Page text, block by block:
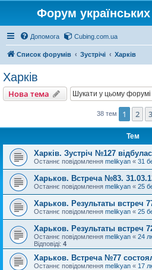
Форум
Допомога Cubing.com.ua
Список форумів Зустрічі Харків
Харків
Нова тема
38 тем 1 2 3
Тем
Харків. Зустріч №127
Останнє повідомлення melikyan « 31
Харьков. Встреча №83.
Останнє повідомлення melikyan « 25
Харьков. Результаты встреч
Останнє повідомлення melikyan « 25
Харьков. Результаты встреч
Останнє повідомлення melikyan « 24
Відповіді: 4
Харьков. Встреча №77
Останнє повідомлення melikyan « 17